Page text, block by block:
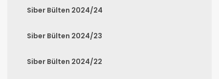
Siber Bülten 2024/24
Siber Bülten 2024/23
Siber Bülten 2024/22